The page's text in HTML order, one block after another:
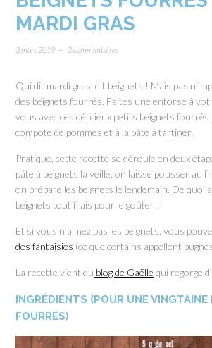
MARDI GRAS
3 mars 2019 2 commentaires
Qui dit mardi gras, dit beignets ! Mais pas
des beignets fourrés. Faites une entorse à
vous avec ces délicieux petits beignets fourrés
compote de pommes et à la pâte à tartiner.
Pratique, cette recette se déroule en deux
pâte à beignets la veille, on laisse pousser au
on prépare les beignets le lendemain. De quoi
beignets tout frais pour le goûter !
Et si vous n’aimez pas les beignets, vous
des fantaisies (ce que certains appellent
La recette vient du blog de Gaëlle qui regorge
INGRÉDIENTS (POUR UNE VINGTAINE
FOURRÉS)